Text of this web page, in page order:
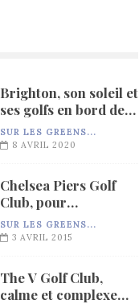
Brighton, son soleil et
ses golfs en bord de
mer…
SUR LES GREENS...
8 AVRIL 2020
Chelsea Piers Golf
Club, pour
l’entraînement…
SUR LES GREENS...
3 AVRIL 2015
The V Golf Club,
calme et complexe…